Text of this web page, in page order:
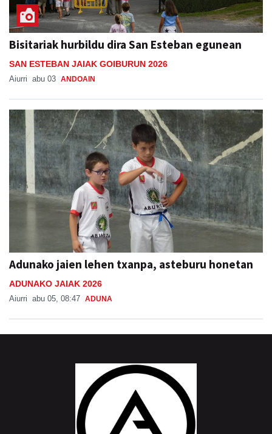
Bisitariak hurbildu dira San Esteban egunean
SAN ESTEBAN JAIAK GOIBURUN 2026
Aiurri abu 03 ANDOAIN
Adunako jaien lehen txanpa, asteburu honetan
ADUNAKO JAIAK 2026
Aiurri abu 05, 08:47 ADUNA